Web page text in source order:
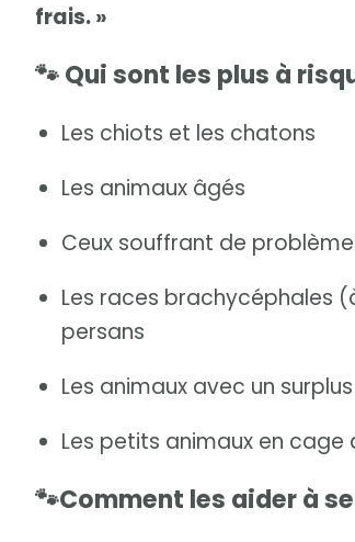
frais. »
🐾 Qui sont les plus à
Les chiots et les chatons
Les animaux âgés
Ceux souffrant de
Les races brachycéphales
persans
Les animaux avec un
Les petits animaux en
🐾Comment les aider à